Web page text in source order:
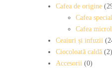
Cafea de origine
Cafea
Cafea
Ceaiuri și infuzii
Ciocoloată caldă (2)
Accesorii (0)